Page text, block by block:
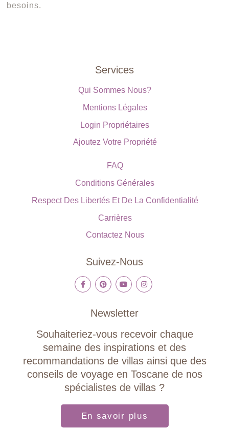
besoins.
Services
Qui Sommes Nous?
Mentions Légales
Login Propriétaires
Ajoutez Votre Propriété
FAQ
Conditions Générales
Respect Des Libertés Et De La Confidentialité
Carrières
Contactez Nous
Suivez-Nous
Newsletter
Souhaiteriez-vous recevoir chaque
semaine des inspirations et des
recommandations de villas ainsi que des
conseils de voyage en Toscane de nos
spécialistes de villas ?
En savoir plus